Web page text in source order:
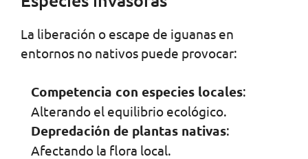
La liberación o escape de iguanas en
entornos no nativos puede provocar:
Competencia con especies locales:
Alterando el equilibrio ecológico.
Depredación de plantas nativas:
Afectando la flora local.